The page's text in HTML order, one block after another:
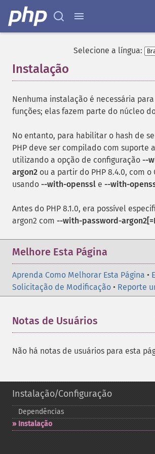
Selecione a língua:
Instalação
Nenhuma instalação é necessária
funções; elas fazem parte do núcleo do
No entanto, para habilitar o hash de
PHP deve ser compilado com suporte
utilizando a opção de configuração --
argon2 ou a partir do PHP 8.4.0, com o
usando --with-openssl e --with-
Antes do PHP 8.1.0, era possível
argon2 com --with-password-
Melhore Esta Página
Aprenda Como Melhorar Esta Página •
Solicitação de Modificação • Reporte
Notas de Usuários
Não há notas de usuários para esta
Instalação/Configuração
Dependências
Instalação